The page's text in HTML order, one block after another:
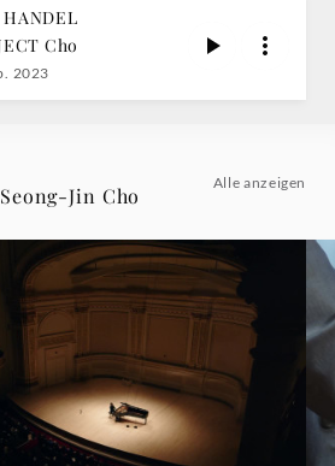
Cho
2023
Jin Cho
Alle anzeigen